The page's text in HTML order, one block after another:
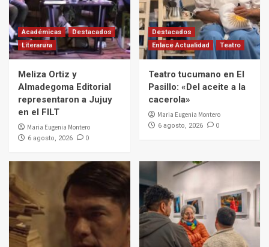
Académicas
Destacados
Literarura
Meliza Ortiz y
Almadegoma Editorial
representaron a Jujuy
en el FILT
Maria Eugenia Montero
6 agosto, 2026 0
Destacados
Enlace Actualidad
Teatro
Teatro tucumano en El
Pasillo: «Del aceite a la
cacerola»
Maria Eugenia Montero
6 agosto, 2026 0